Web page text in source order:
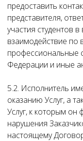
предоставить
представителя,
участия студентов
взаимодействие по
профессиональные
Федерации и иные
5.2. Исполнитель
оказанию Услуг, а
Услуг, к которым он
нарушения
настоящему